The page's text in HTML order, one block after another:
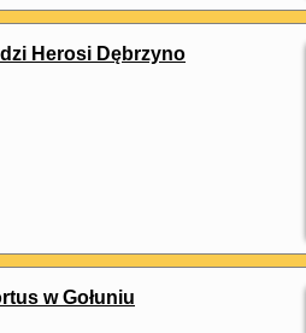
Herosi Dębrzyno
w Gołuniu